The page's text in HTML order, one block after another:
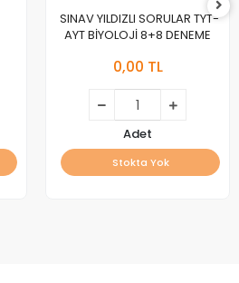
SINAV YILDIZLI SORULAR TYT-
AYT BİYOLOJİ 8+8 DENEME
0,00 TL
Adet
Stokta Yok